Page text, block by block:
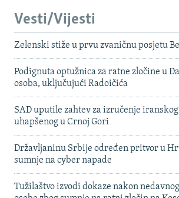
Vesti/Vijesti
Zelenski stiže u prvu zvaničnu posjetu
Podignuta optužnica za ratne zločine u
osoba, uključujući Radoičića
SAD uputile zahtev za izručenje
uhapšenog u Crnoj Gori
Državljaninu Srbije određen pritvor u
sumnje na cyber napade
Tužilaštvo izvodi dokaze nakon